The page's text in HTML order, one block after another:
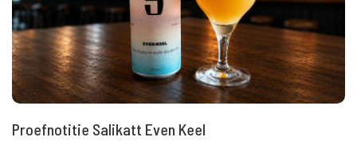
Proefnotitie Salikatt Even Keel